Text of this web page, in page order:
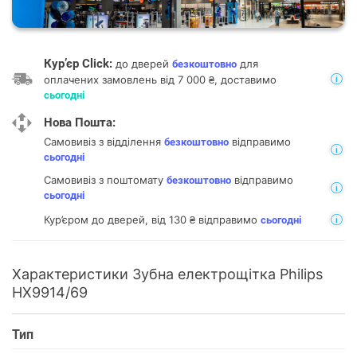
Кур’єр Click: до дверей безкоштовно для
оплачених замовлень від 7 000 ₴, доставимо
сьогодні
Нова Пошта:
Самовивіз з відділення безкоштовно відправимо
сьогодні
Самовивіз з поштомату безкоштовно відправимо
сьогодні
Кур’єром до дверей, від 130 ₴ відправимо сьогодні
Характеристики Зубна електрощітка Philips
HX9914/69
Тип